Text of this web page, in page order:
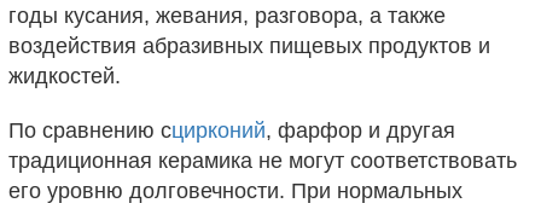
годы кусания, жевания, разговора, а также
воздействия абразивных пищевых продуктов и
жидкостей.
По сравнению сцирконий, фарфор и другая
традиционная керамика не могут соответствовать
его уровню долговечности. При нормальных